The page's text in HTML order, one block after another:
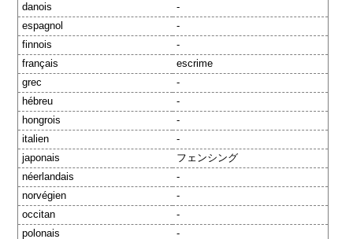
danois
-
espagnol
-
finnois
-
français
escrime
grec
-
hébreu
-
hongrois
-
italien
-
japonais
フェンシング
néerlandais
-
norvégien
-
occitan
-
polonais
-